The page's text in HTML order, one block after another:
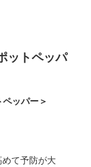
ットペッパ
ッパー＞
て予防が大